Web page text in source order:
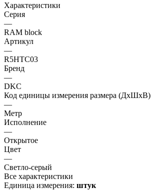
Характеристики
Серия
—
RAM block
Артикул
—
R5HTC03
Бренд
—
DKC
Код единицы измерения размера (ДхШхВ)
—
Метр
Исполнение
—
Открытое
Цвет
—
Светло-серый
Все характеристики
Единица измерения: штук